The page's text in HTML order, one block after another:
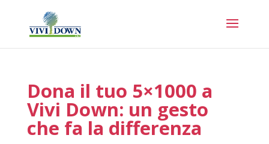
Dona il tuo 5×1000 a
Vivi Down: un gesto
che fa la differenza